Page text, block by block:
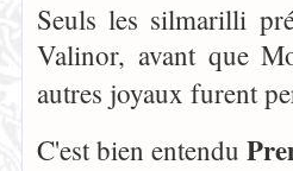
Seuls les silmarilli
Valinor, avant que
autres joyaux furent
C'est bien entendu